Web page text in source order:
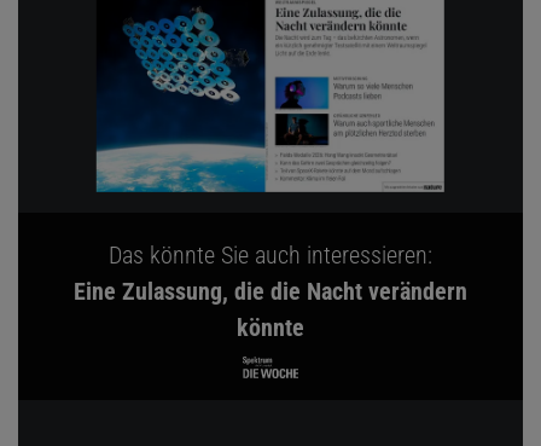
Das könnte Sie auch interessieren:
Eine Zulassung, die die Nacht verändern
könnte